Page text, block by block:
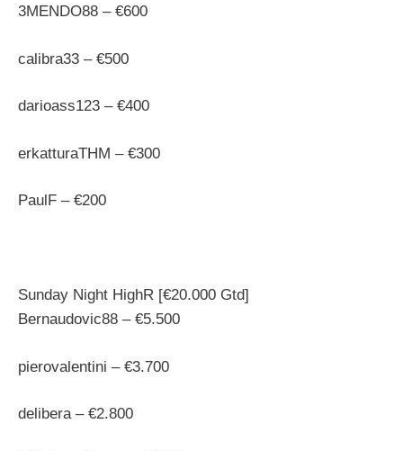
3MENDO88 – €600
calibra33 – €500
darioass123 – €400
erkatturaTHM – €300
PaulF – €200
Sunday Night HighR [€20.000 Gtd]
Bernaudovic88 – €5.500
pierovalentini – €3.700
delibera – €2.800